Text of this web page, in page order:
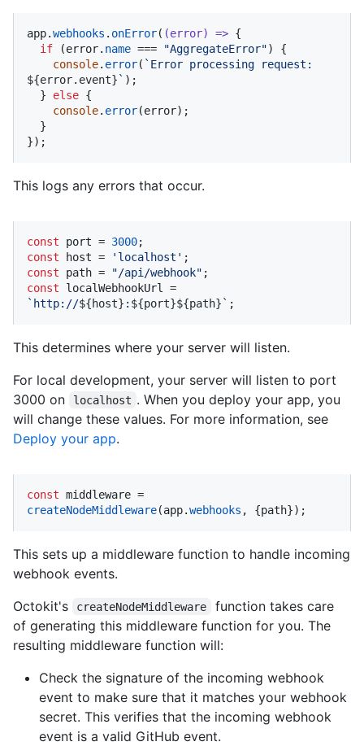
app.webhooks . onError( (error) => {
if (error. name === "AggregateError") {
console. error(
${error.event} ` );
  }
else {
console. error(error);
});
This logs any errors that occur.
const port = 3000
const host = 'localhost'
const path = "/api/webhook"
const
`http://${host} : ${port}${path} ` ;
This determines where your server will listen.
For local development, your server will listen to port
3000 on
localhost . When you deploy your app, you
will change these values. For more information, see
Deploy your app.
const
createNodeMiddleware(app.webhooks , {path});
This sets up a middleware function to handle incoming
webhook events.
Octokit's
createNodeMiddleware
function takes care
of generating this middleware function for you. The
resulting middleware function will:
Check the signature of the incoming webhook
event to make sure that it matches your webhook
secret. This verifies that the incoming webhook
event is a valid GitHub event.